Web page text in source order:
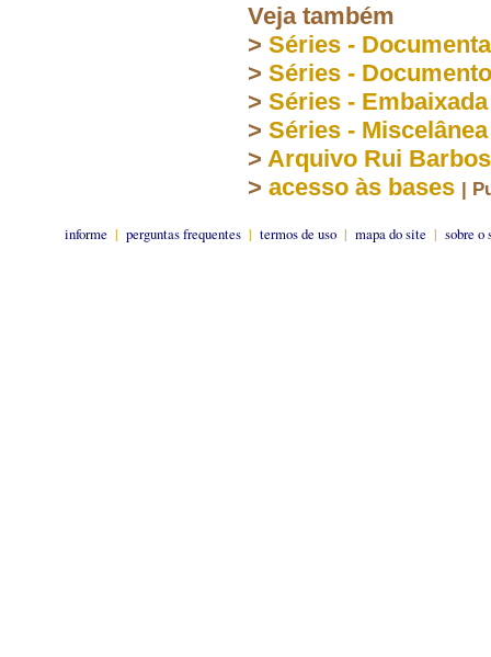
Veja também
> Séries -
> Séries -
> Séries -
> Séries - Miscelânea
> Arquivo Rui
> acesso às bases |
informe | perguntas frequentes | termos de uso | mapa do site | sobre o